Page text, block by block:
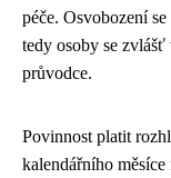
péče. Osvobození
tedy osoby se
průvodce.
Povinnost platit
kalendářního